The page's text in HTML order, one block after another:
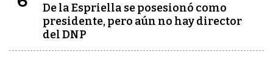
De la Espriella se posesionó como
presidente, pero aún no hay director
del DNP